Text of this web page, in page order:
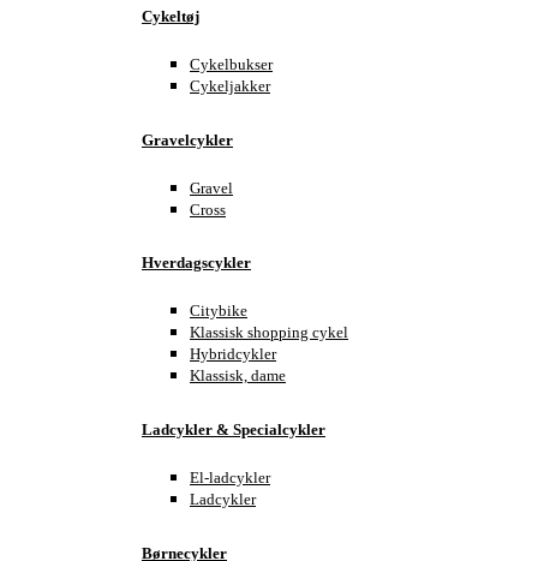
Cykeltøj
Cykelbukser
Cykeljakker
Gravelcykler
Gravel
Cross
Hverdagscykler
Citybike
Klassisk shopping cykel
Hybridcykler
Klassisk, dame
Ladcykler & Specialcykler
El-ladcykler
Ladcykler
Børnecykler